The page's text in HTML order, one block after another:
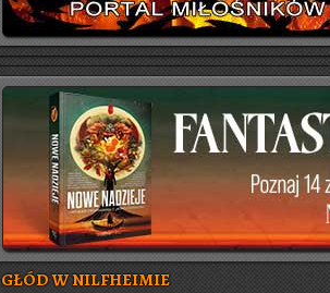
GŁÓD W NILFHEIMIE